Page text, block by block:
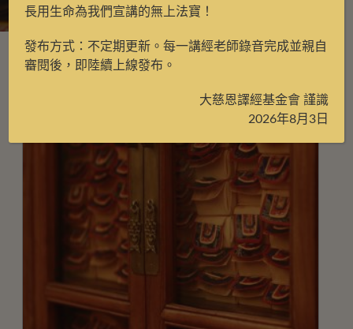
長用生命為我們宣講的無上法寶！
發布方式：不定期更新。每一講經老師錄音完成並親自
審閱後，即陸續上線發布。
大慈恩譯經基金會 謹識
2026年8月3日